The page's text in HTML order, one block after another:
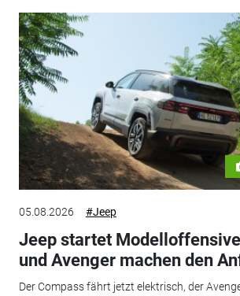
05.08.2026 #Jeep
Jeep startet
und Avenger machen den
Der Compass fährt jetzt elektrisch, der